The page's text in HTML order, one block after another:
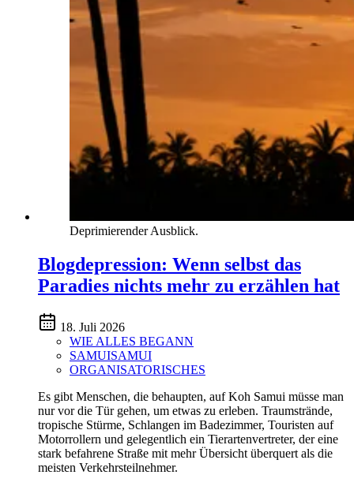
Deprimierender Ausblick.
Blogdepression: Wenn selbst das
Paradies nichts mehr zu erzählen hat
18. Juli 2026
WIE ALLES BEGANN
SAMUISAMUI
ORGANISATORISCHES
Es gibt Menschen, die behaupten, auf Koh Samui müsse man
nur vor die Tür gehen, um etwas zu erleben. Traumstrände,
tropische Stürme, Schlangen im Badezimmer, Touristen auf
Motorrollern und gelegentlich ein Tierartenvertreter, der eine
stark befahrene Straße mit mehr Übersicht überquert als die
meisten Verkehrsteilnehmer.